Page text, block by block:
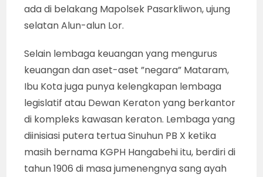
ada di belakang Mapolsek Pasarkliwon, ujung
selatan Alun-alun Lor.
Selain lembaga keuangan yang mengurus
keuangan dan aset-aset ”negara” Mataram,
Ibu Kota juga punya kelengkapan lembaga
legislatif atau Dewan Keraton yang berkantor
di kompleks kawasan keraton. Lembaga yang
diinisiasi putera tertua Sinuhun PB X ketika
masih bernama KGPH Hangabehi itu, berdiri di
tahun 1906 di masa jumenengnya sang ayah